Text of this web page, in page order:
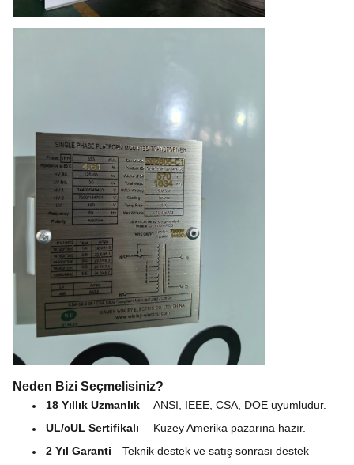
Neden Bizi Seçmelisiniz?
18 Yıllık Uzmanlık— ANSI, IEEE, CSA, DOE uyumludur.
UL/cUL Sertifikalı— Kuzey Amerika pazarına hazır.
2 Yıl Garanti—Teknik destek ve satış sonrası destek